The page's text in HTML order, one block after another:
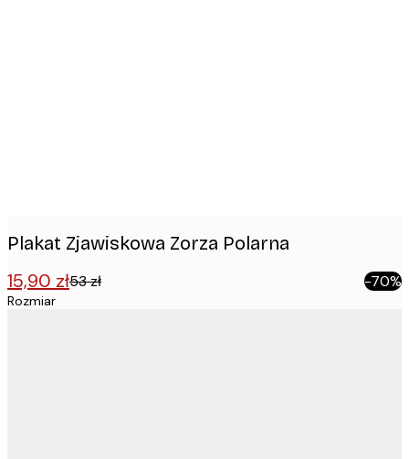
Plakat Zjawiskowa Zorza Polarna
15,90 zł53 zł -70%
Rozmiar